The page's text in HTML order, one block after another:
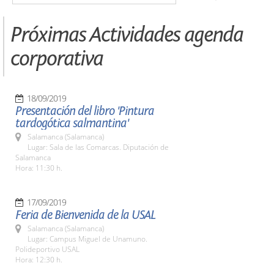
Próximas Actividades agenda
corporativa
18/09/2019
Presentación del libro 'Pintura
tardogótica salmantina'
Salamanca (Salamanca)
Lugar: Sala de las Comarcas. Diputación de
Salamanca
Hora: 11:30 h.
17/09/2019
Feria de Bienvenida de la USAL
Salamanca (Salamanca)
Lugar: Campus Miguel de Unamuno.
Polideportivo USAL
Hora: 12:30 h.